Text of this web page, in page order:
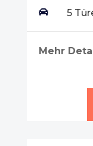
 5
Mehr